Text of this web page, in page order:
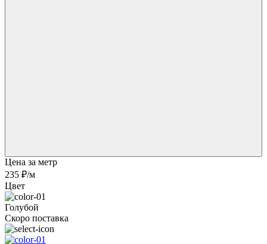
Цена за метр
235 ₽/м
Цвет
Голубой
Скоро поставка